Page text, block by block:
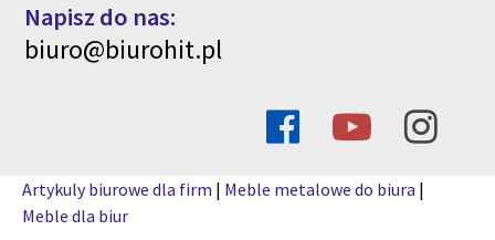
Napisz do nas:
biuro@biurohit.pl
Artykuly biurowe dla firm | Meble metalowe do biura |
Meble dla biur